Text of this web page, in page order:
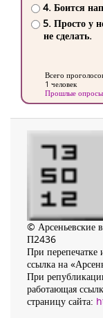
4. Боится
5. Просто у
не сделать.
Всего
1 человек
Прошлые опросы
© Арсеньевские
П2436
При перепечатке
ссылка на
При
работающая
страницу сайта: